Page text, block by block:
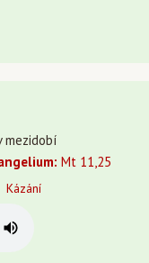
mezidobí
Mt 11,25
Kázání